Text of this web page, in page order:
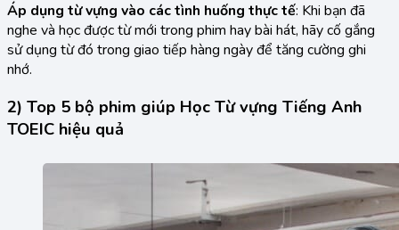
Áp dụng từ vựng vào các tình huống thực tế: Khi bạn đã
nghe và học được từ mới trong phim hay bài hát, hãy cố gắng
sử dụng từ đó trong giao tiếp hàng ngày để tăng cường ghi
nhớ.
2) Top 5 bộ phim giúp Học Từ vựng Tiếng Anh
TOEIC hiệu quả